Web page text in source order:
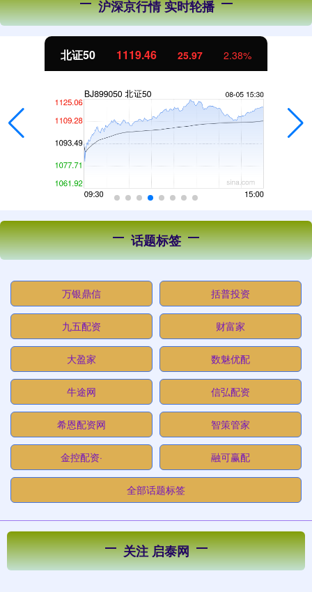
沪深京行情 实时轮播
北证50 1119.46 25.97 2.38%
话题标签
万银鼎信 括普投资
九五配资 财富家
大盈家 数魅优配
牛途网 信弘配资
希恩配资网 智策管家
金控配资· 融可赢配
全部话题标签
关注 启泰网